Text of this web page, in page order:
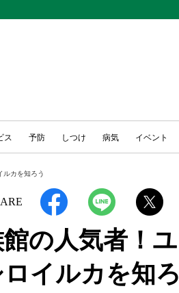
ス 予防 しつけ 病気 イベント
ルカを知ろう
の人気者！ユ
イルカを知ろ